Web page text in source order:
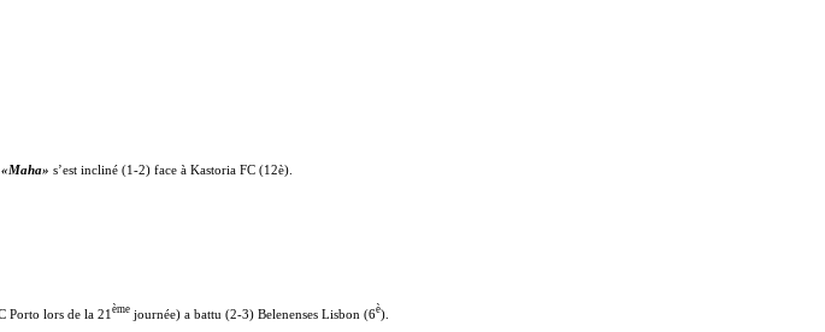
«Maha» s’est incliné (1-2) face à Kastoria FC (12è).
Porto lors de la 21ème journée) a battu (2-3) Belenenses Lisbon (6è).